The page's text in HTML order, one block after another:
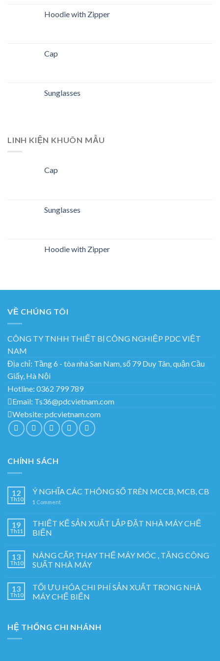
Hoodie with Zipper
Cap
Sunglasses
LINH KIỆN KHUÔN MẪU
Cap
Sunglasses
Hoodie with Zipper
VỀ CHÚNG TÔI
CÔNG TY TNHH THIẾT BỊ CÔNG NGHIỆP PDC VIỆT
NAM
Địa chỉ: Tầng 6 - tòa nhà San Nam, số 79 Duy Tân, quận Cầu
Giấy, Hà Nội
Hotline: 0362 799 789
Email: Ts36@pdcvietnam.com
Website: pdcvietnam.com
CHÍNH SÁCH
12
Th10
Ý NGHĨA CÁC THÔNG SỐ TRÊN MCCB, MCB, CB
1 Comment
19
Th11
THIẾT KẾ SẢN XUẤT LẮP ĐẶT NHÀ MÁY CHẾ
BIẾN
13
Th10
NÂNG CẤP, THAY THẾ MÁY MÓC , TĂNG CÔNG
SUẤT NHÀ MÁY
13
Th10
TỐI ƯU HÓA CHI PHÍ SẢN XUẤT TRONG NHÀ
MÁY CHẾ BIẾN
HỆ THỐNG CHI NHÁNH